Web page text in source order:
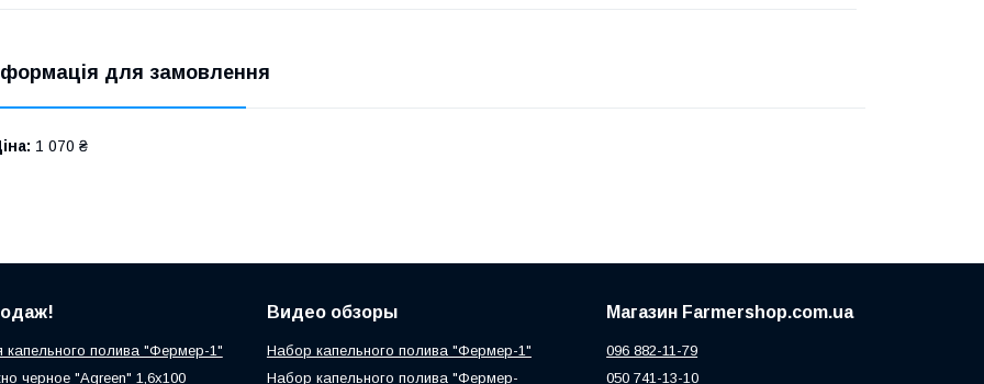
для замовлення
1 070 ₴
полива "Фермер-1"
черное "Agreen" 1,6х100
Видео обзоры
Набор капельного полива "Фермер-1"
Набор капельного полива "Фермер-
Магазин Farmershop.com.ua
096 882-11-79
050 741-13-10